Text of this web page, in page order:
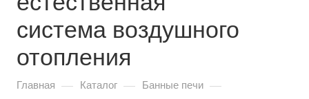
система воздушного
отопления
Главная — Каталог — Банные печи —